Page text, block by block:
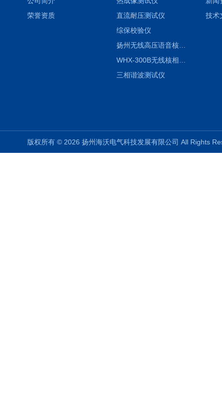
荣誉资质
直流耐压测试仪
综保校验仪
扬州无线高压语音核相仪
三相谐波测试仪
技术
版权所有 © 2026 扬州海沃电气科技发展有限公司 All